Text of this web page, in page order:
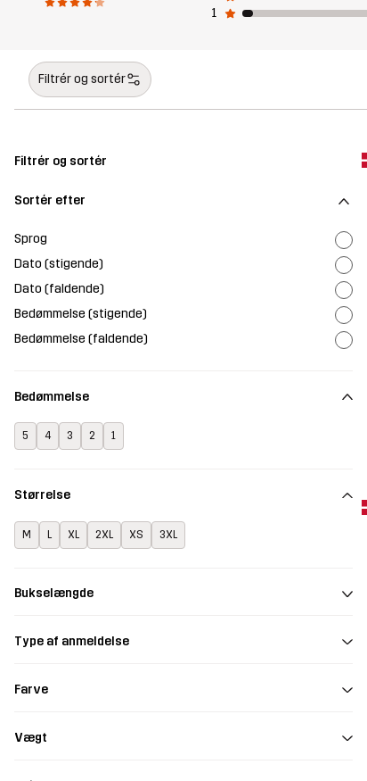
1
Filtrér og sortér
Filtrér og sortér
Sortér efter
Sprog
Dato (stigende)
Dato (faldende)
Bedømmelse (stigende)
Bedømmelse (faldende)
Bedømmelse
5 4 3 2 1
Størrelse
M L XL 2XL XS 3XL
Bukselængde
Type af anmeldelse
Farve
Vægt